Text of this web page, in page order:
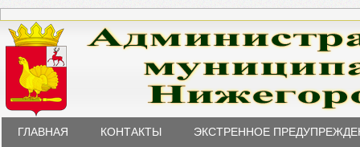
ГЛАВНАЯ КОНТАКТЫ ЭКСТРЕННОЕ